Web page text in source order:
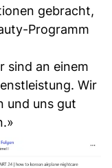
gebracht,
Programm
sind an einem
Wir
und uns gut